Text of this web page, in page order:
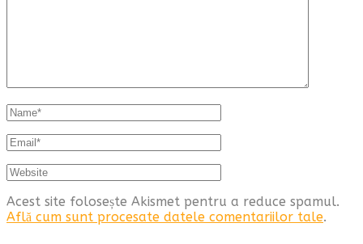
Acest site folosește Akismet pentru a reduce spamul.
Află cum sunt procesate datele comentariilor tale.